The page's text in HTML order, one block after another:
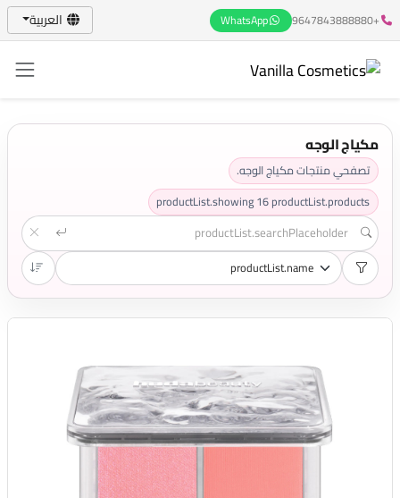
+9647843888880
WhatsApp العربية
مكياج الوجه
تصفحي منتجات مكياج الوجه.
productList.showing16productList.products